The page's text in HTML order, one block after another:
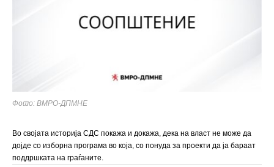
Фото: ВМРО-ДПМНЕ
Во својата историја СДС покажа и докажа, дека на власт не може да
дојде со изборна програма во која, со понуда за проекти да ја бараат
поддршката на граѓаните.